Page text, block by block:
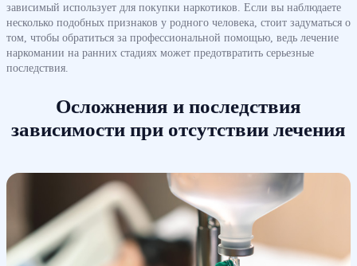
зависимый использует для покупки наркотиков. Если вы наблюдаете
несколько подобных признаков у родного человека, стоит задуматься о
том, чтобы обратиться за профессиональной помощью, ведь лечение
наркомании на ранних стадиях может предотвратить серьезные
последствия.
Осложнения и последствия
зависимости при отсутствии лечения